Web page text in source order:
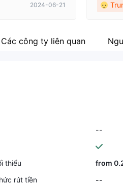
2024-06-21
tiền,
chút
Các công ty liên quan
--
thiểu
from
rút tiền
--